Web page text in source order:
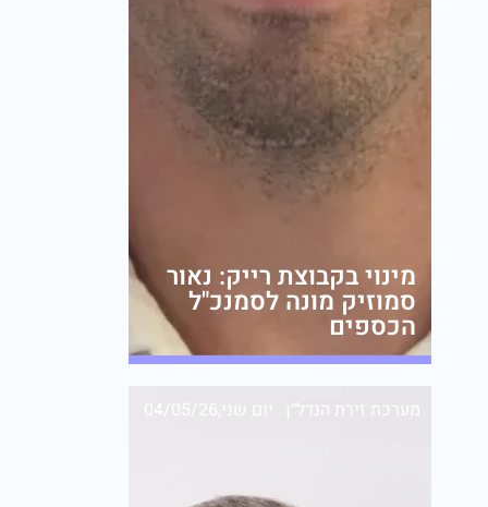
מינוי בקבוצת רייק: נאור
סמוזיק מונה לסמנכ"ל
הכספים
מערכת זירת הנדל״ן